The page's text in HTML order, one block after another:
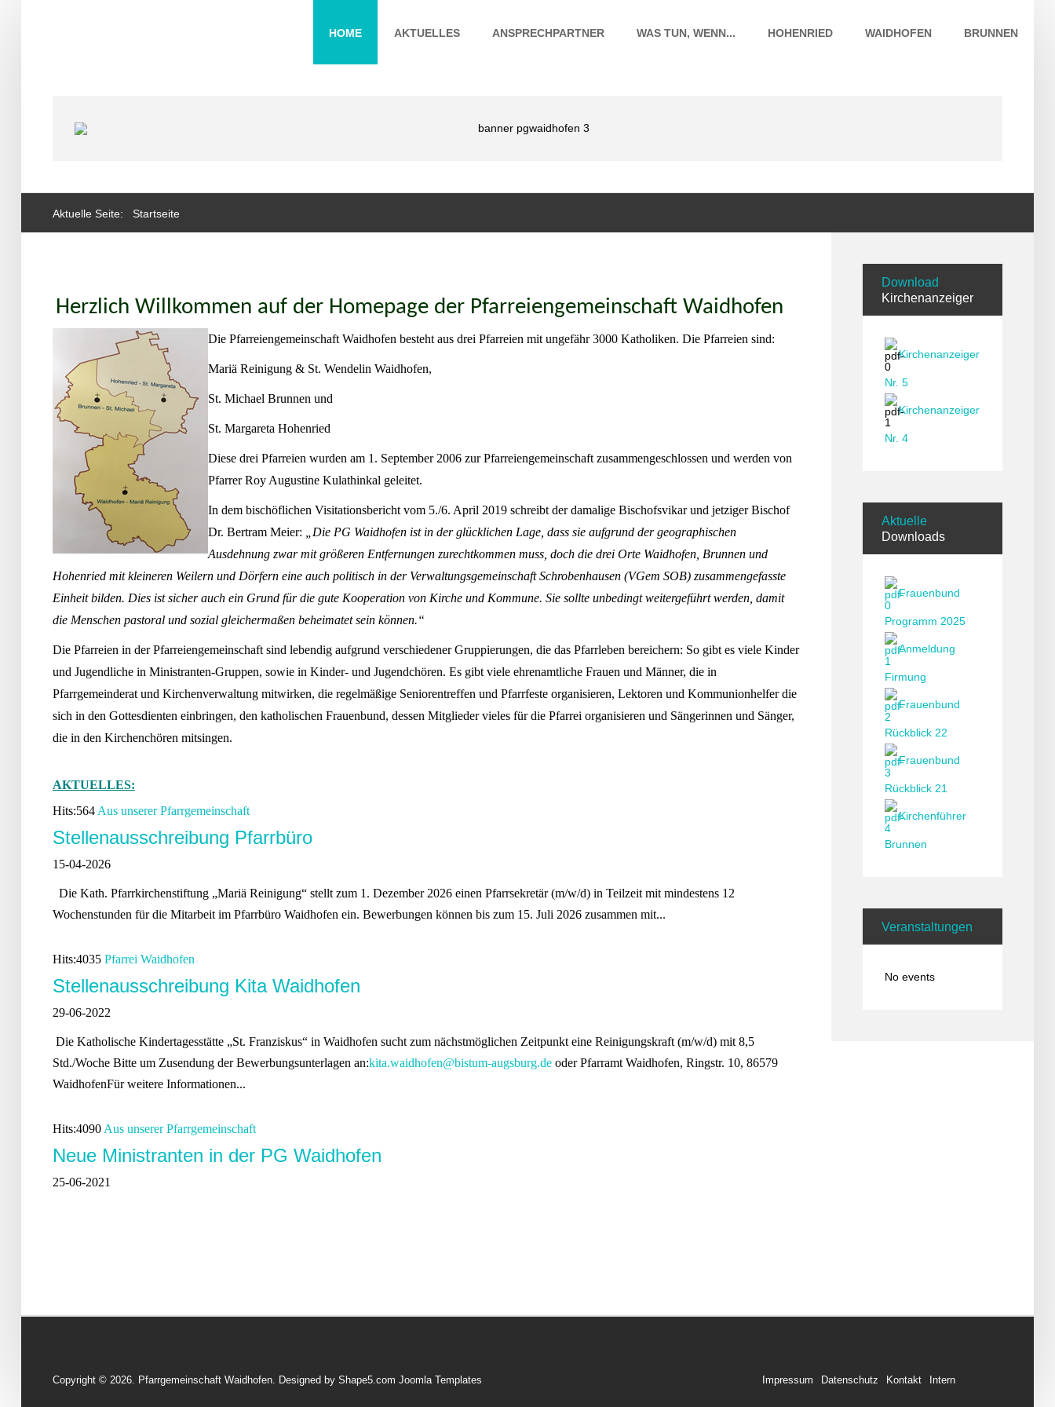
HOME AKTUELLES ANSPRECHPARTNER WAS TUN, WENN... HOHENRIED WAIDHOFEN BRUNNEN
Aktuelle Seite: Startseite
Herzlich Willkommen auf der Homepage der Pfarreiengemeinschaft Waidhofen
Die Pfarreiengemeinschaft Waidhofen besteht aus drei Pfarreien mit ungefähr 3000 Katholiken. Die Pfarreien sind:
Mariä Reinigung & St. Wendelin Waidhofen,
St. Michael Brunnen und
St. Margareta Hohenried
Diese drei Pfarreien wurden am 1. September 2006 zur Pfarreiengemeinschaft zusammengeschlossen und werden von
Pfarrer Roy Augustine Kulathinkal geleitet.
In dem bischöflichen Visitationsbericht vom 5./6. April 2019 schreibt derdamalige Bischofsvikar und jetziger Bischof
Dr. Bertram Meier:
„Die PG Waidhofen ist in der glücklichen Lage, dass sie aufgrund der geographischen
Ausdehnung zwar mit größeren Entfernungen zurechtkommen muss, doch die drei Orte Waidhofen, Brunnen und
Hohenried mit kleineren Weilern und Dörfern eine auch politisch in der Verwaltungsgemeinschaft Schrobenhausen (VGem SOB) zusammengefasste
Einheit bilden. Dies ist sicher auch ein Grund für die gute Kooperation von Kirche und Kommune. Sie sollte unbedingt weitergeführt werden, damit
die Menschen pastoral und sozial gleichermaßen beheimatet sein können.“
Die Pfarreien in der Pfarreiengemeinschaft sind lebendig aufgrund verschiedener Gruppierungen, die das Pfarrleben bereichern: So gibt es viele Kinder
und Jugendliche in Ministranten-Gruppen, sowie in Kinder- und Jugendchören. Es gibt viele ehrenamtliche Frauen und Männer, die in
Pfarrgemeinderat und Kirchenverwaltung mitwirken, die regelmäßige Seniorentreffen und Pfarrfeste organisieren, Lektoren und Kommunionhelfer die
sich in den Gottesdienten einbringen, den katholischen Frauenbund, dessen Mitglieder vieles für die Pfarrei organisieren und Sängerinnen und Sänger,
die in den Kirchenchören mitsingen.
AKTUELLES:
Hits:564 Aus unserer Pfarrgemeinschaft
Stellenausschreibung Pfarrbüro
15-04-2026
Die Kath. Pfarrkirchenstiftung „Mariä Reinigung“ stellt zum 1. Dezember 2026 einen Pfarrsekretär (m/w/d) in Teilzeit mit mindestens 12
Wochenstunden für die Mitarbeit im Pfarrbüro Waidhofen ein. Bewerbungen können bis zum 15. Juli 2026 zusammen mit...
Hits:4035 Pfarrei Waidhofen
Stellenausschreibung Kita Waidhofen
29-06-2022
Die Katholische Kindertagesstätte „St. Franziskus“ in Waidhofen sucht zum nächstmöglichen Zeitpunkt eine Reinigungskraft (m/w/d) mit 8,5
Std./Woche Bitte um Zusendung der Bewerbungsunterlagen an:kita.waidhofen@bistum-augsburg.deoder Pfarramt Waidhofen, Ringstr. 10, 86579
WaidhofenFür weitere Informationen...
Hits:4090 Aus unserer Pfarrgemeinschaft
Neue Ministranten in der PG Waidhofen
25-06-2021
Download
Kirchenanzeiger
Kirchenanzeiger
Nr. 5
Kirchenanzeiger
Nr. 4
Aktuelle
Downloads
Frauenbund
Programm 2025
Anmeldung
Firmung
Frauenbund
Rückblick 22
Frauenbund
Rückblick 21
Kirchenführer
Brunnen
Veranstaltungen
No events
Copyright © 2026. Pfarrgemeinschaft Waidhofen. Designed by Shape5.com Joomla Templates Impressum Datenschutz Kontakt Intern